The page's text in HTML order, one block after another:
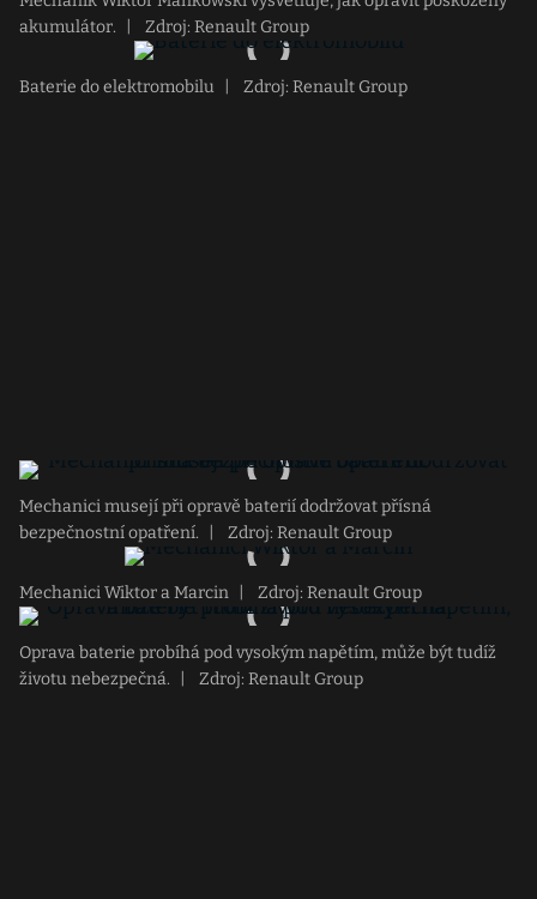
akumulátor.
Zdroj: Renault Group
Baterie do elektromobilu Zdroj: Renault Group
Mechanici musejí při opravě baterií dodržovat přísná
bezpečnostní opatření.
Zdroj: Renault Group
Mechanici Wiktor a Marcin Zdroj: Renault Group
Oprava baterie probíhá pod vysokým napětím, může být tudíž
životu nebezpečná.
Zdroj: Renault Group